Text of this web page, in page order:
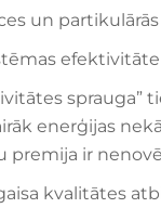
un
enerģijas
premija ir
kvalitātes